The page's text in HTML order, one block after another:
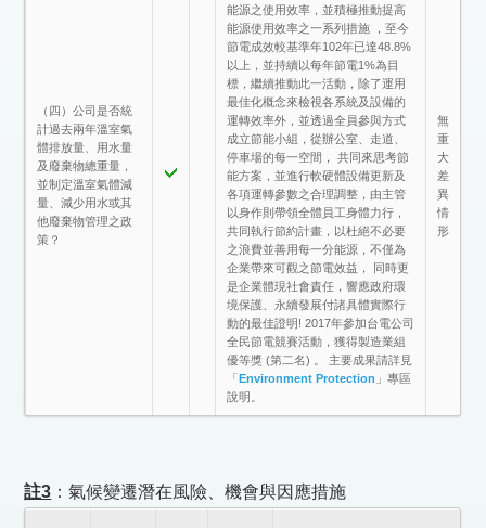
（四）公司是否統
計過去兩年溫室氣
體排放量、用水量
及廢棄物總重量，
並制定溫室氣體減
量、減少用水或其
他廢棄物管理之政
策？
能源之使用效率，並積極推動提高
能源使用效率之一系列措施 ，至今
節電成效較基準年102年已達48.8%
以上，並持續以每年節電1%為目
標，繼續推動此一活動，除了運用
最佳化概念來檢視各系統及設備的
運轉效率外，並透過全員參與方式
成立節能小組，從辦公室、走道、
停車場的每一空間， 共同來思考節
能方案，並進行軟硬體設備更新及
各項運轉參數之合理調整，由主管
以身作則帶領全體員工身體力行，
共同執行節約計畫，以杜絕不必要
之浪費並善用每一分能源，不僅為
企業帶來可觀之節電效益， 同時更
是企業體現社會責任，響應政府環
境保護、永續發展付諸具體實際行
動的最佳證明! 2017年參加台電公司
全民節電競賽活動，獲得製造業組
優等獎 (第二名) 。 主要成果請詳見
「 Environment Protection 」專區
說明。
無
重
大
差
異
情
形
註3 ：氣候變遷潛在風險、機會與因應措施